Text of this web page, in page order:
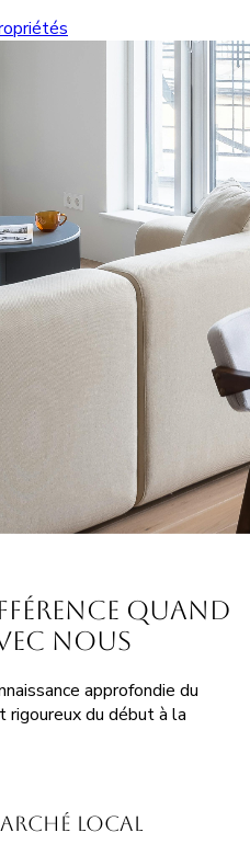
quand
nous
approfondie du
rigoureux du début à la
local